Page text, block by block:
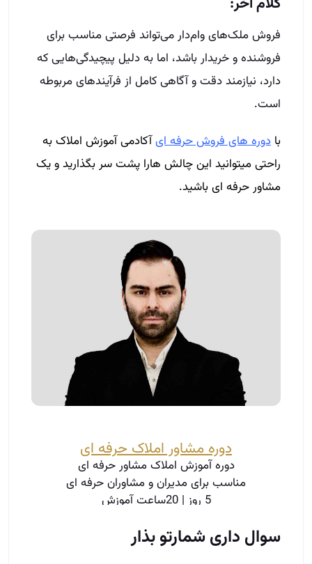
فروش ملک‌های وام‌دار می‌تواند فرصتی مناسب برای
فروشنده و خریدار باشد، اما به دلیل پیچیدگی‌هایی که
دارد، نیازمند دقت و آگاهی کامل از فرآیندهای مربوطه
است.
با دوره های فروش حرفه ایآکادمی آموزش املاک به
راحتی میتوانید این چالش هارا پشت سر بگذارید و یک
مشاور حرفه ای باشید.
دوره مشاور املاک حرفه ای
دوره آموزش املاک مشاور حرفه ای
مناسب برای مدیران و مشاوران حرفه ای
5 روز | 20ساعت آموزش
اطلاعات بیشتر
سوال داری شمارتو بذار